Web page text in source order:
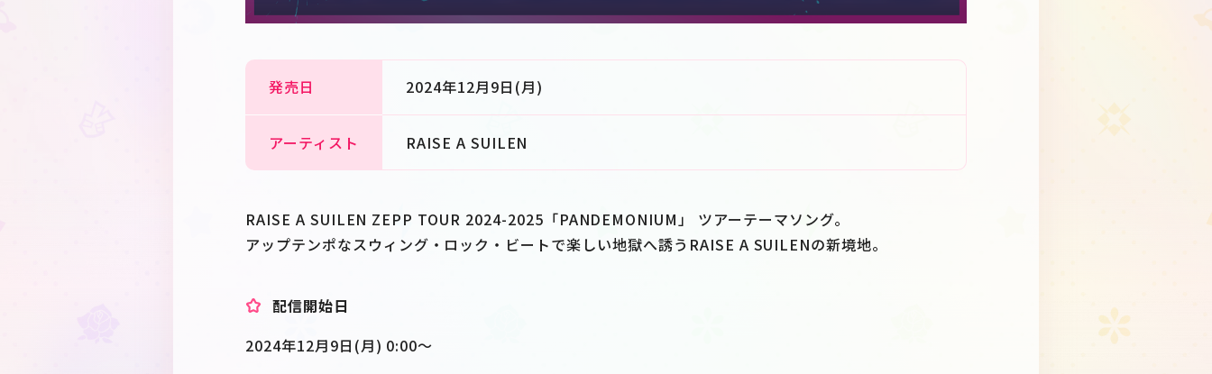
発売日 2024年12月9日(月)
アーティスト RAISE A SUILEN
RAISE A SUILEN ZEPP TOUR 2024-2025「PANDEMONIUM」 ツアーテーマソング。
アップテンポなスウィング・ロック・ビートで楽しい地獄へ誘うRAISE A SUILENの新境地。
配信開始日
2024年12月9日(月) 0:00〜